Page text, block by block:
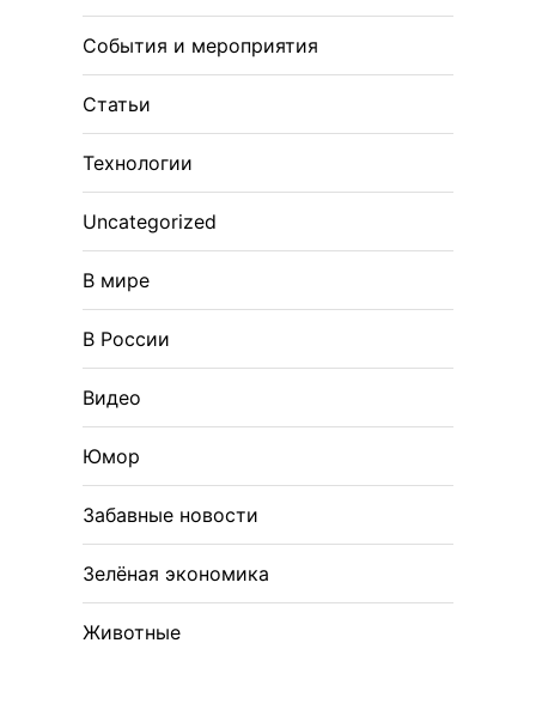
События и мероприятия
Статьи
Технологии
Uncategorized
В мире
В России
Видео
Юмор
Забавные новости
Зелёная экономика
Животные